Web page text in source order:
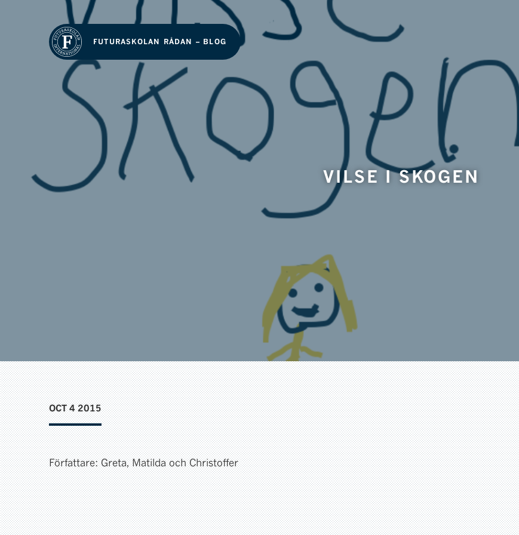
FUTURASKOLAN RÅDAN – BLOG
VILSE I SKOGEN
OCT 4 2015
Författare: Greta, Matilda och Christoffer